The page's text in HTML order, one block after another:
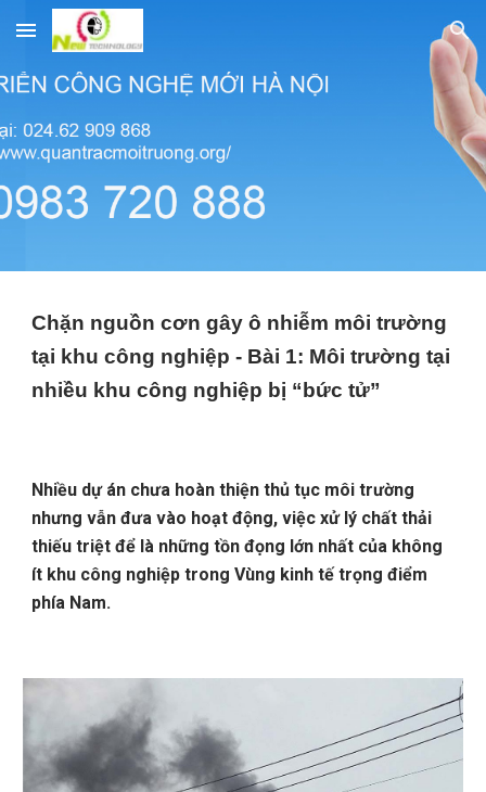
Skip to main content Skip to navigation
Chặn nguồn cơn gây ô nhiễm môi trường
tại khu công nghiệp - Bài 1: Môi trường tại
nhiều khu công nghiệp bị “bức tử”
Nhiều dự án chưa hoàn thiện thủ tục môi trường
nhưng vẫn đưa vào hoạt động, việc xử lý chất thải
thiếu triệt để là những tồn đọng lớn nhất của không
ít khu công nghiệp trong Vùng kinh tế trọng điểm
phía Nam.